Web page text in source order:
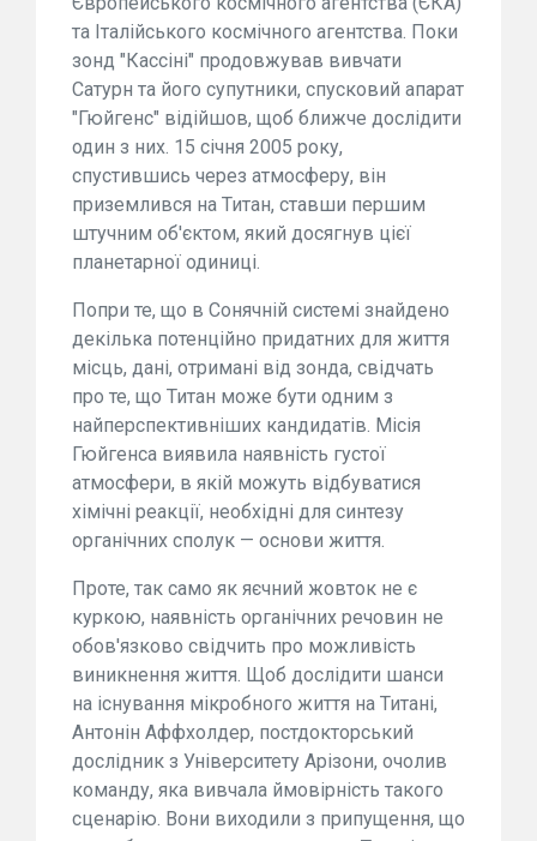
та Італійського космічного агентства. Поки
зонд "Кассіні" продовжував вивчати
Сатурн та його супутники, спусковий апарат
"Гюйгенс" відійшов, щоб ближче дослідити
один з них. 15 січня 2005 року,
спустившись через атмосферу, він
приземлився на Титан, ставши першим
штучним об'єктом, який досягнув цієї
планетарної одиниці.
Попри те, що в Сонячній системі знайдено
декілька потенційно придатних для життя
місць, дані, отримані від зонда, свідчать
про те, що Титан може бути одним з
найперспективніших кандидатів. Місія
Гюйгенса виявила наявність густої
атмосфери, в якій можуть відбуватися
хімічні реакції, необхідні для синтезу
органічних сполук — основи життя.
Проте, так само як яєчний жовток не є
куркою, наявність органічних речовин не
обов'язково свідчить про можливість
виникнення життя. Щоб дослідити шанси
на існування мікробного життя на Титані,
Антонін Аффхолдер, постдокторський
дослідник з Університету Арізони, очолив
команду, яка вивчала ймовірність такого
сценарію. Вони виходили з припущення, що